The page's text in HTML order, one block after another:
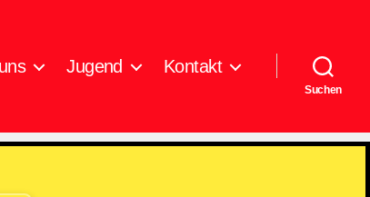
Jugend Kontakt
Suchen